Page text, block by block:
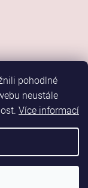
pohodlné
neustále
Více informací
práva vyhrazena.